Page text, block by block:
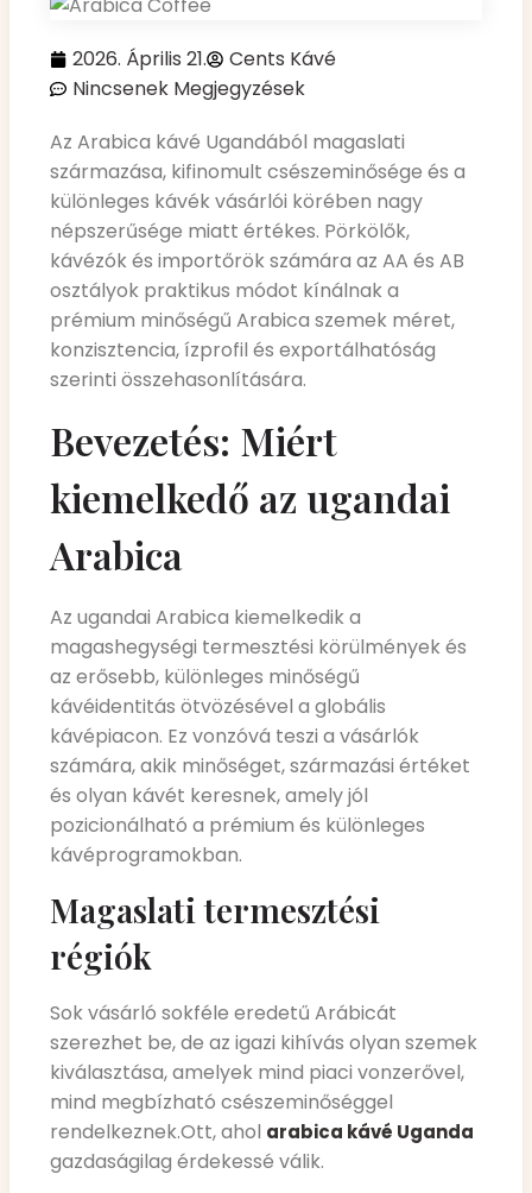
2026. Április 21.
Cents Kávé
Nincsenek Megjegyzések
Az Arabica kávé Ugandából magaslati
származása, kifinomult csészeminősége és a
különleges kávék vásárlói körében nagy
népszerűsége miatt értékes. Pörkölők,
kávézók és importőrök számára az AA és AB
osztályok praktikus módot kínálnak a
prémium minőségű Arabica szemek méret,
konzisztencia, ízprofil és exportálhatóság
szerinti összehasonlítására.
Bevezetés: Miért
kiemelkedő az ugandai
Arabica
Az ugandai Arabica kiemelkedik a
magashegységi termesztési körülmények és
az erősebb, különleges minőségű
kávéidentitás ötvözésével a globális
kávépiacon. Ez vonzóvá teszi a vásárlók
számára, akik minőséget, származási értéket
és olyan kávét keresnek, amely jól
pozicionálható a prémium és különleges
kávéprogramokban.
Magaslati termesztési
régiók
Sok vásárló sokféle eredetű Arábicát
szerezhet be, de az igazi kihívás olyan szemek
kiválasztása, amelyek mind piaci vonzerővel,
mind megbízható csészeminőséggel
rendelkeznek.Ott, ahol arabica kávé Uganda
gazdaságilag érdekessé válik.